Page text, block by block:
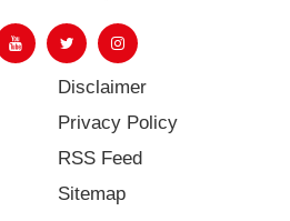
Disclaimer
Privacy Policy
RSS Feed
Sitemap